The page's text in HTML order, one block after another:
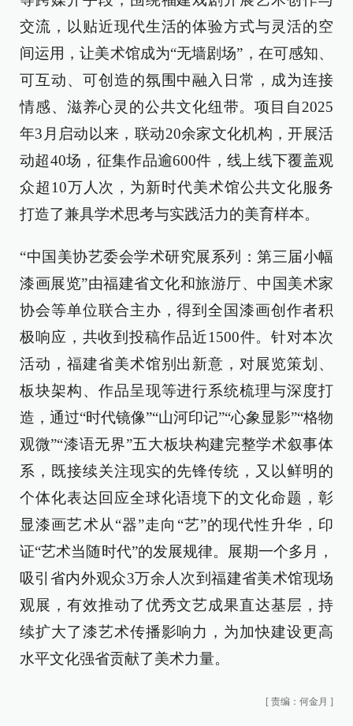
交流，以贴近现代生活的体验方式与灵活的空
间运用，让美术馆成为“无墙剧场”，在可感知、
可互动、可创造的氛围中融入日常，成为连接
情感、滋养心灵的公共文化纽带。项目自2025
年3月启动以来，联动20余家文化机构，开展活
动超40场，征集作品逾600件，线上线下覆盖观
众超10万人次，为新时代美术馆公共文化服务
打造了兼具学术思考与实践活力的美育样本。
“中国美协艺委会学术研究展系列：第三届小幅
漆画展览”由福建省文化和旅游厅、中国美术家
协会等单位联合主办，得到全国漆画创作者积
极响应，共收到投稿作品近1500件。针对本次
活动，福建省美术馆别出新意，对展览策划、
板块架构、作品呈现等进行系统梳理与深度打
造，通过“时代镜像”“山河印记”“心象显影”“格物
观微”“漆语无界”五大板块构建完整学术叙事体
系，既接续关注现实的先锋传统，又以鲜明的
个体化表达回应全球化语境下的文化命题，彰
显漆画艺术从“器”走向“艺”的现代性升华，印
证“艺术当随时代”的发展规律。展期一个多月，
吸引省内外观众3万余人次到福建省美术馆现场
观展，有效推动了优秀文艺成果直达基层，持
续扩大了漆艺术传播影响力，为加快建设更高
水平文化强省贡献了美术力量。
[ 责编：何金月 ]